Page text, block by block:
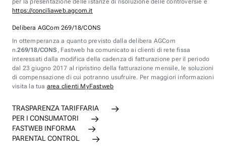
per la presentazione delle istanze di risoluzione delle controversie è
https://conciliaweb.agcom.it
Delibera AGCom 269/18/CONS
In ottemperanza a quanto previsto dalla delibera AGCom
n.269/18/CONS , Fastweb ha comunicato ai clienti di rete fissa
interessati dalla modifica della cadenza di fatturazione per il periodo
dal 23 giugno 2017 al ripristino della fatturazione mensile, le soluzioni
di compensazione di cui potranno usufruire. Per maggiori informazioni
visita la tua area clienti MyFastweb
TRASPARENZA TARIFFARIA
PER I CONSUMATORI
FASTWEB INFORMA
PARENTAL CONTROL